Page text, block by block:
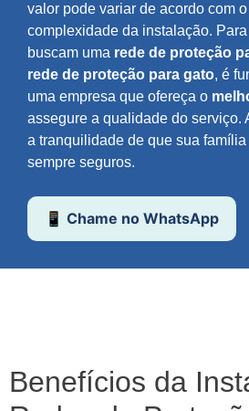
valor pode variar de acordo com
complexidade da instalação.
buscam uma rede de proteção
rede de proteção para gato, é
uma empresa que ofereça o
assegure a qualidade do serviço.
a tranquilidade de que sua
sempre seguros.
📱 Chame no WhatsApp
Benefícios da